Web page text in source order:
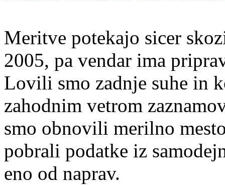
Meritve potekajo sicer
2005, pa vendar ima
Lovili smo zadnje suhe in
zahodnim vetrom
smo obnovili merilno
pobrali podatke iz
eno od naprav.